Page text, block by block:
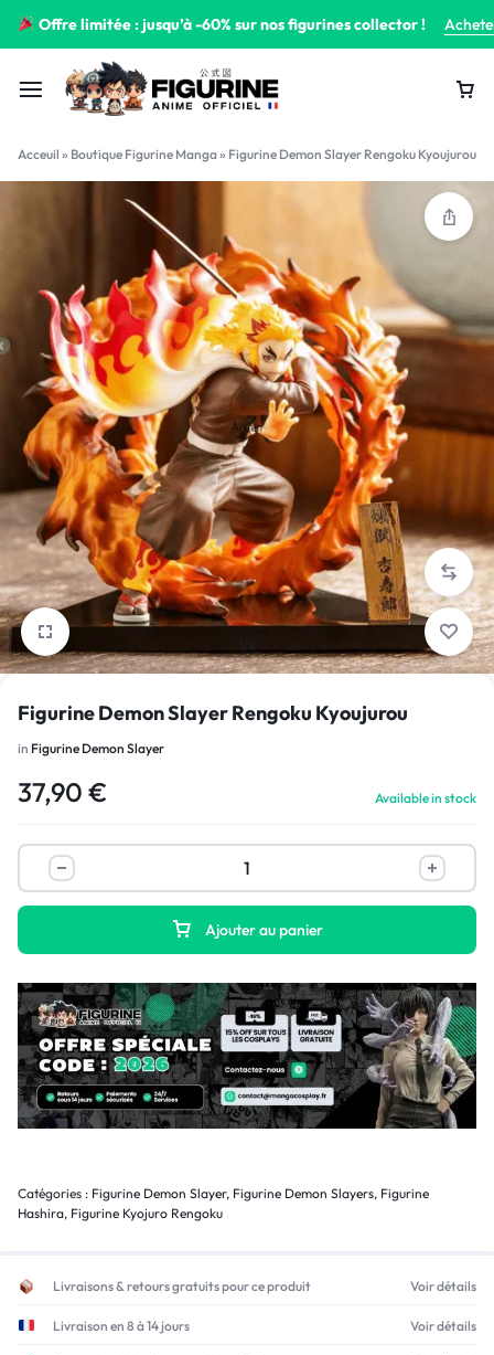
Offre limitée : jusqu’à -60% sur nos figurines collector !
Acceuil » Boutique Figurine Manga» Figurine Demon Slayer Rengoku Kyoujurou
1/4
Figurine Demon Slayer Rengoku Kyoujurou
in Figurine Demon Slayer
37,90 € Available in stock
Ajouter au panier
Catégories : Figurine Demon Slayer, Figurine Demon Slayers, Figurine
Hashira, Figurine Kyojuro Rengoku
Livraisons & retours gratuits pour ce produit Voir détails
Livraison en 8 à 14 jours Voir détails